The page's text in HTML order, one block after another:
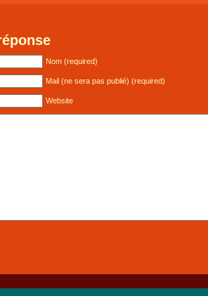
Nom (required)
Mail (ne sera pas publié) (required)
Website